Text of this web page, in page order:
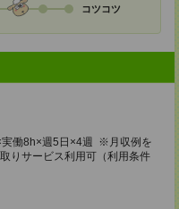
コツコツ
働8h×週5日×4週 ※月収例を
りサービス利用可（利用条件